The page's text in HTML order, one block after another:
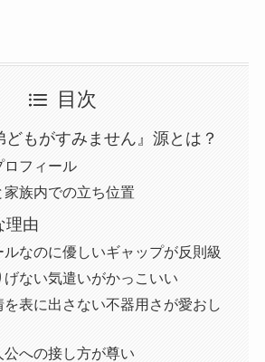
目次
どもがすみません』源とは？
ロフィール
家族内での立ち位置
理由
なのに優しいギャップが反則級
ない気遣いがかっこいい
表に出さない不器用さが愛おし
への接し方が尊い